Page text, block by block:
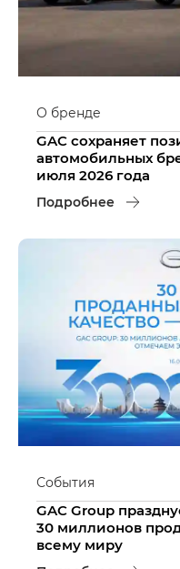
О бренде
GAC сохраняет
автомобильных
июля 2026 года
Подробнее
События
GAC Group
30 миллионов
всему миру